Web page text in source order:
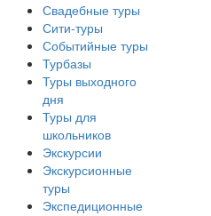
Свадебные туры
Сити-туры
Событийные туры
Турбазы
Туры выходного
дня
Туры для
школьников
Экскурсии
Экскурсионные
туры
Экспедиционные